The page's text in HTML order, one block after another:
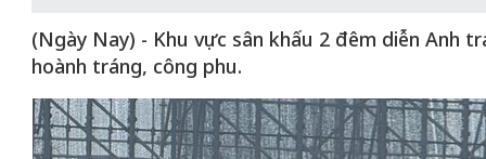
(Ngày Nay) - Khu vực sân khấu 2 đêm diễn Anh
hoành tráng, công phu.